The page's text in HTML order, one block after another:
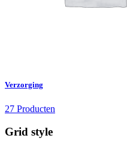
Verzorging
27 Producten
Grid style